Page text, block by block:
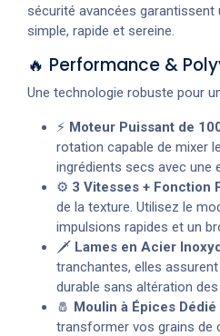
sécurité avancées garantissent
simple, rapide et sereine.
🔥 Performance &
Une technologie robuste pour
⚡ Moteur Puissant de
rotation capable de mixer
ingrédients secs avec une
⚙️ 3 Vitesses + Fonction
de la texture. Utilisez le
impulsions rapides et un
🗡️ Lames en Acier
tranchantes, elles
durable sans altération
🧂 Moulin à Épices
transformer vos grains de